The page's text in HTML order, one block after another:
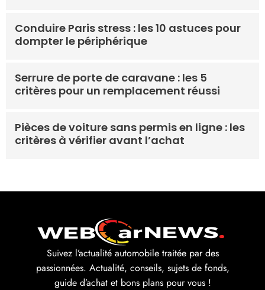
Conduire Paris stress : les 10 astuces pour
dompter le périphérique
Serrure de porte de caravane : les 5
critères pour un remplacement réussi
Pièces de voiture sans permis en ligne : les
critères à vérifier avant l’achat
Suivez l’actualité automobile traitée par des
passionnées. Actualité, conseils, sujets de fonds,
guide d’achat et bons plans pour vous !